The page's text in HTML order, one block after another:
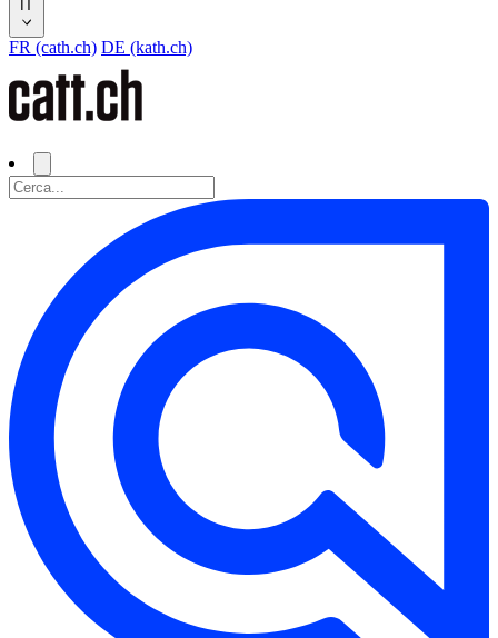
IT
FR (cath.ch) DE (kath.ch)